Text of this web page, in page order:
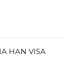
HẠN VISA